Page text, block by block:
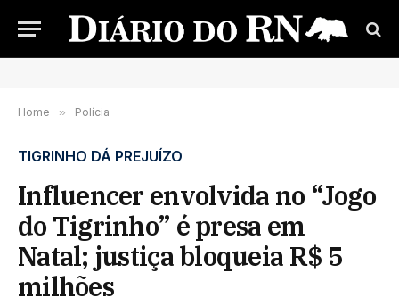
Home » Polícia
TIGRINHO DÁ PREJUÍZO
Influencer envolvida no “Jogo
do Tigrinho” é presa em
Natal; justiça bloqueia R$ 5
milhões